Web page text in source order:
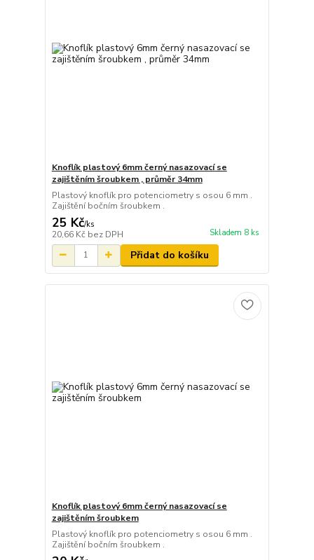
Knoflík plastový 6mm černý nasazovací se
zajištěním šroubkem , průměr 34mm
Plastový knoflík pro potenciometry s osou 6 mm .
Zajištění bočním šroubkem .
25 Kč/ks
20,66 Kč bez DPH Skladem 8 ks
Přidat do košíku
Knoflík plastový 6mm černý nasazovací se
zajištěním šroubkem
Plastový knoflík pro potenciometry s osou 6 mm .
Zajištění bočním šroubkem .